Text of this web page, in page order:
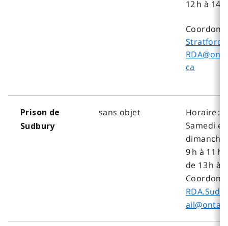
12 h à 14 h
ca
Prison de
Sudbury
sans objet
Horaire :
Samedi et
9 h à 11 h
de 13 h à